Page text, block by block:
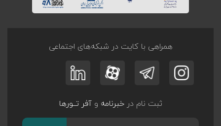
همراهی با کایت در شبکه‌های اجتماعی
ثبت نام درخبرنامه وآفر تــورها